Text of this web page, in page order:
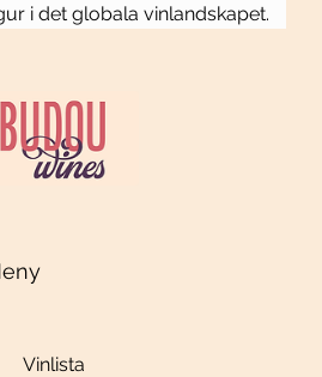
i det globala vinlandskapet.
Vinlista